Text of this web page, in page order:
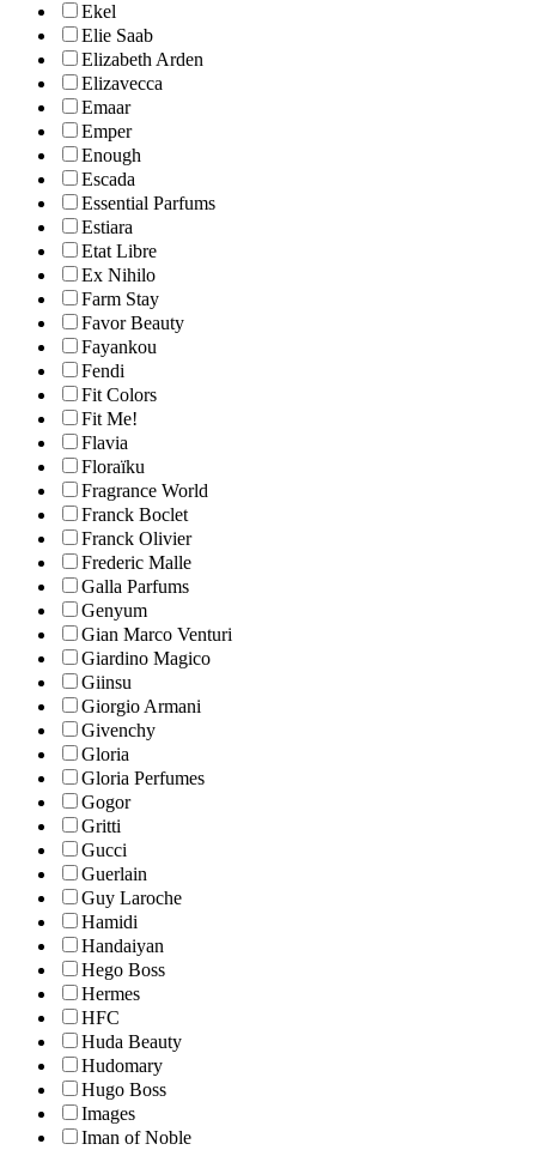
Ekel
Elie Saab
Elizabeth Arden
Elizavecca
Emaar
Emper
Enough
Escada
Essential Parfums
Estiara
Etat Libre
Ex Nihilo
Farm Stay
Favor Beauty
Fayankou
Fendi
Fit Colors
Fit Me!
Flavia
Floraïku
Fragrance World
Franck Boclet
Franck Olivier
Frederic Malle
Galla Parfums
Genyum
Gian Marco Venturi
Giardino Magico
Giinsu
Giorgio Armani
Givenchy
Gloria
Gloria Perfumes
Gogor
Gritti
Gucci
Guerlain
Guy Laroche
Hamidi
Handaiyan
Hego Boss
Hermes
HFC
Huda Beauty
Hudomary
Hugo Boss
Images
Iman of Noble